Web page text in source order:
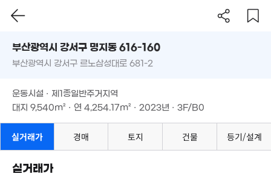
필터 매물 탐색
부산시 강서구 명지동 616-160
대지9,540m²· 연4,254.17m²· 2023년 · 3F/B0
부산광역시 강서구 명지동 616-160
부산광역시 강서구 르노삼성대로 681-2
운동시설 · 제1종일반주거지역
대지 9,540m² · 연 4,254.17m² · 2023년 · 3F/B0
실거래가 경매 토지 건물 등기/설계
실거래가